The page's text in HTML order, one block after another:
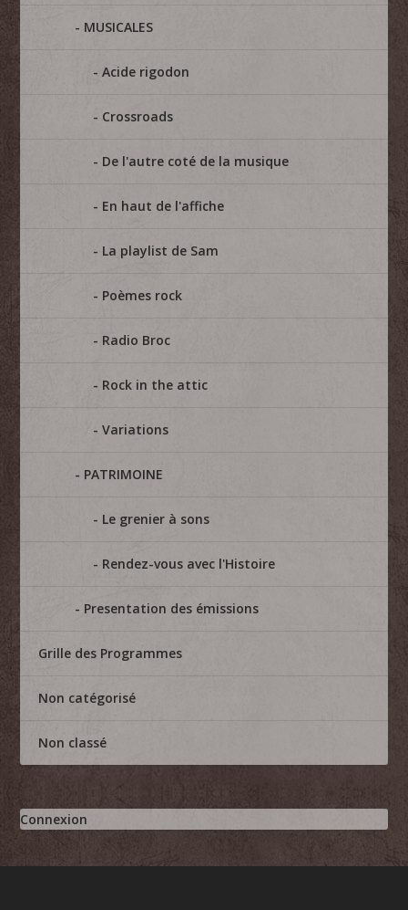
MUSICALES
Acide rigodon
Crossroads
De l'autre coté de la musique
En haut de l'affiche
La playlist de Sam
Poèmes rock
Radio Broc
Rock in the attic
Variations
PATRIMOINE
Le grenier à sons
Rendez-vous avec l'Histoire
Presentation des émissions
Grille des Programmes
Non catégorisé
Non classé
Connexion